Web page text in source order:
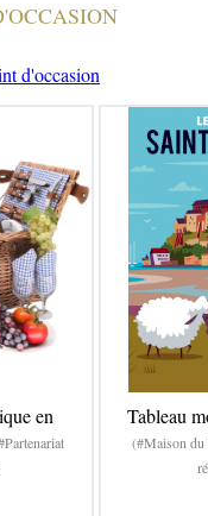
d'occasion
en Tableau
(#Maison du